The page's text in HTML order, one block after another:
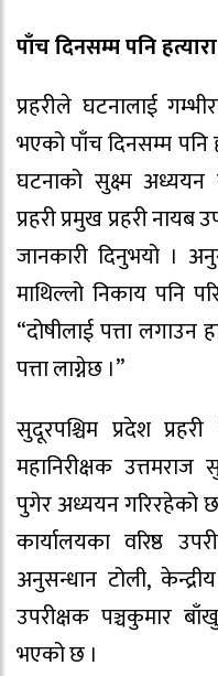
पाँच दिनसम्म पनि
प्रहरीले घटनालाई
भएको पाँच दिनसम्म पनि
घटनाको सुक्ष्म
प्रहरी प्रमुख प्रहरी
जानकारी दिनुभयो ।
माथिल्लो निकाय पनि
“दोषीलाई पत्ता लगाउन
पत्ता लाग्नेछ ।”
सुदूरपश्चिम प्रदेश
महानिरीक्षक
पुगेर अध्ययन गरिरहेको छ
कार्यालयका वरिष्ठ
अनुसन्धान टोली,
उपरीक्षक पञ्चकुमार
भएको छ ।